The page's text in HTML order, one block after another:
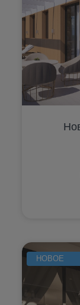
НОВОЕ